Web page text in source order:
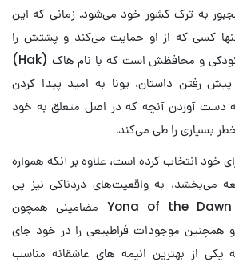
به ترک کشور خود می‌شود. زمانی که این
کسی که از او حمایت می‌کند و پشتش را
می‌گیرد، دوست دوران کودکی‌ و محافظش است که با نام هاک (Hak)
رفتن داستان، یونا به امید پیدا کردن
به دست آوردن آنچه که در اصل متعلق به خود
بسیاری را طی می‌کند.
خود انتخاب کرده است، علاوه بر آنکه همواره
می‌بخشد، به واقعیت‌های دردناکی نیز پی
می‌برد. داستان انیمه Yona of the Dawn مضامینی همچون
همچنین موجودات فراطبیعی را در خود جای
از بهترین انیمه های عاشقانه مناسب